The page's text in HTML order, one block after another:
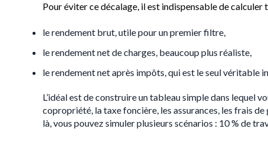
Pour éviter ce décalage, il est indispensable de calculer
le rendement brut, utile pour un premier filtre,
le rendement net de charges, beaucoup plus réaliste,
le rendement net après impôts, qui est le seul véritable
L’idéal est de construire un tableau simple dans lequel
copropriété, la taxe foncière, les assurances, les frais
là, vous pouvez simuler plusieurs scénarios : 10 % de